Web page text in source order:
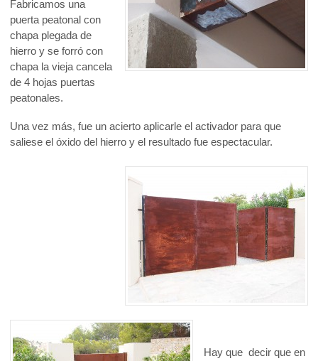
Fabricamos una
puerta peatonal con
chapa plegada de
hierro y se forró con
chapa la vieja cancela
de 4 hojas puertas
peatonales.
Una vez más, fue un acierto aplicarle el activador para que
saliese el óxido del hierro y el resultado fue espectacular.
Hay que decir que en